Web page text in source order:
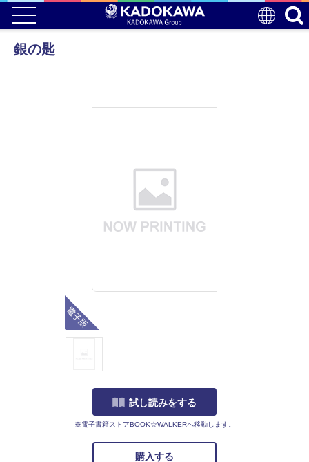
銀の匙
試し読みをする
※電子書籍ストアBOOK☆WALKERへ移動します。
購入する